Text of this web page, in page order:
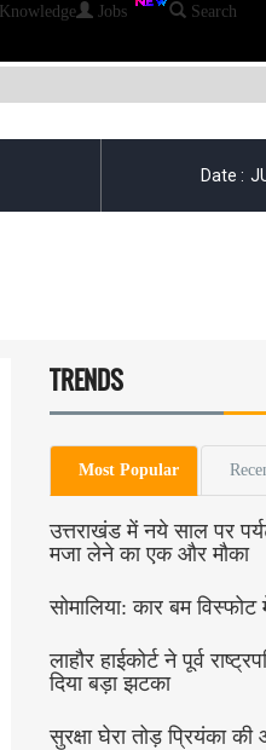
Knowledge Jobs Search
TRENDS
Most Popular
उत्तराखंड में नये साल पर
मजा लेने का एक और मौका
सोमालिया: कार बम
लाहौर हाईकोर्ट ने पूर्व
दिया बड़ा झटका
सुरक्षा घेरा तोड़ प्रियंका की